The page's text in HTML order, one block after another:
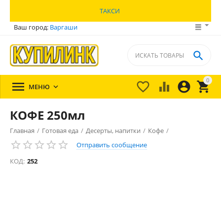
ТАКСИ
Ваш город: Варгаши
0


 

 МЕНЮ 
КОФЕ 250мл
Главная / Готовая еда / Десерты, напитки / Кофе /
Отправить сообщение
КОД: 252